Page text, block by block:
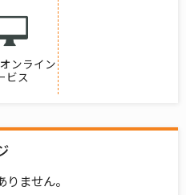
ンライン
ビス
ません。